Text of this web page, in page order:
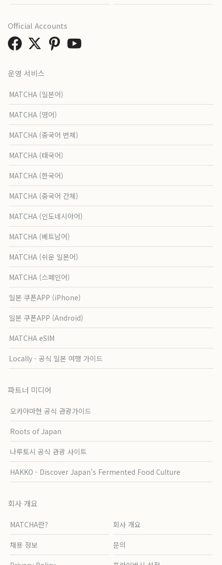
운영 서비스
MATCHA (일본어)
MATCHA (영어)
MATCHA (중국어 번체)
MATCHA (태국어)
MATCHA (한국어)
MATCHA (중국어 간체)
MATCHA (인도네시아어)
MATCHA (베트남어)
MATCHA (쉬운 일본어)
MATCHA (스페인어)
일본 쿠폰APP (iPhone)
일본 쿠폰APP (Android)
MATCHA eSIM
Locally - 공식 일본 여행 가이드
파트너 미디어
오카야마현 공식 관광가이드
Roots of Japan
나루토시 공식 관광 사이트
HAKKO - Discover Japan’s Fermented Food Culture
회사 개요
MATCHA란? 회사 개요
채용 정보 문의
Official Accounts